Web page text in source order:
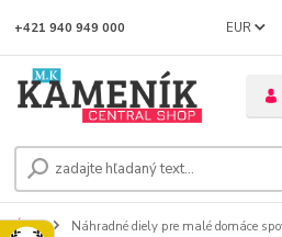
EUR
+421 940 949 000
Úvod Náhradné diely pre malé domáce